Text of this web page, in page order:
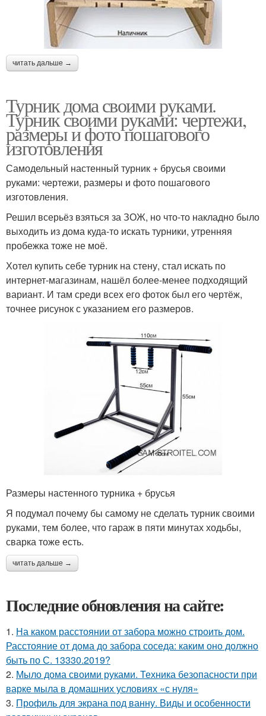
читать дальше →
Турник дома своими руками.
Турник своими руками: чертежи,
размеры и фото пошагового
изготовления
Самодельный настенный турник + брусья своими
руками: чертежи, размеры и фото пошагового
изготовления.
Решил всерьёз взяться за ЗОЖ, но что-то накладно было
выходить из дома куда-то искать турники, утренняя
пробежка тоже не моё.
Хотел купить себе турник на стену, стал искать по
интернет-магазинам, нашёл более-менее подходящий
вариант. И там среди всех его фоток был его чертёж,
точнее рисунок с указанием его размеров.
Размеры настенного турника + брусья
Я подумал почему бы самому не сделать турник своими
руками, тем более, что гараж в пяти минутах ходьбы,
сварка тоже есть.
читать дальше →
Последние обновления на сайте:
1. На каком расстоянии от забора можно строить дом.
Расстояние от дома до забора соседа: каким оно должно
быть по С. 13330.2019?
2. Мыло дома своими руками. Техника безопасности при
варке мыла в домашних условиях «с нуля»
3. Профиль для экрана под ванну. Виды и особенности